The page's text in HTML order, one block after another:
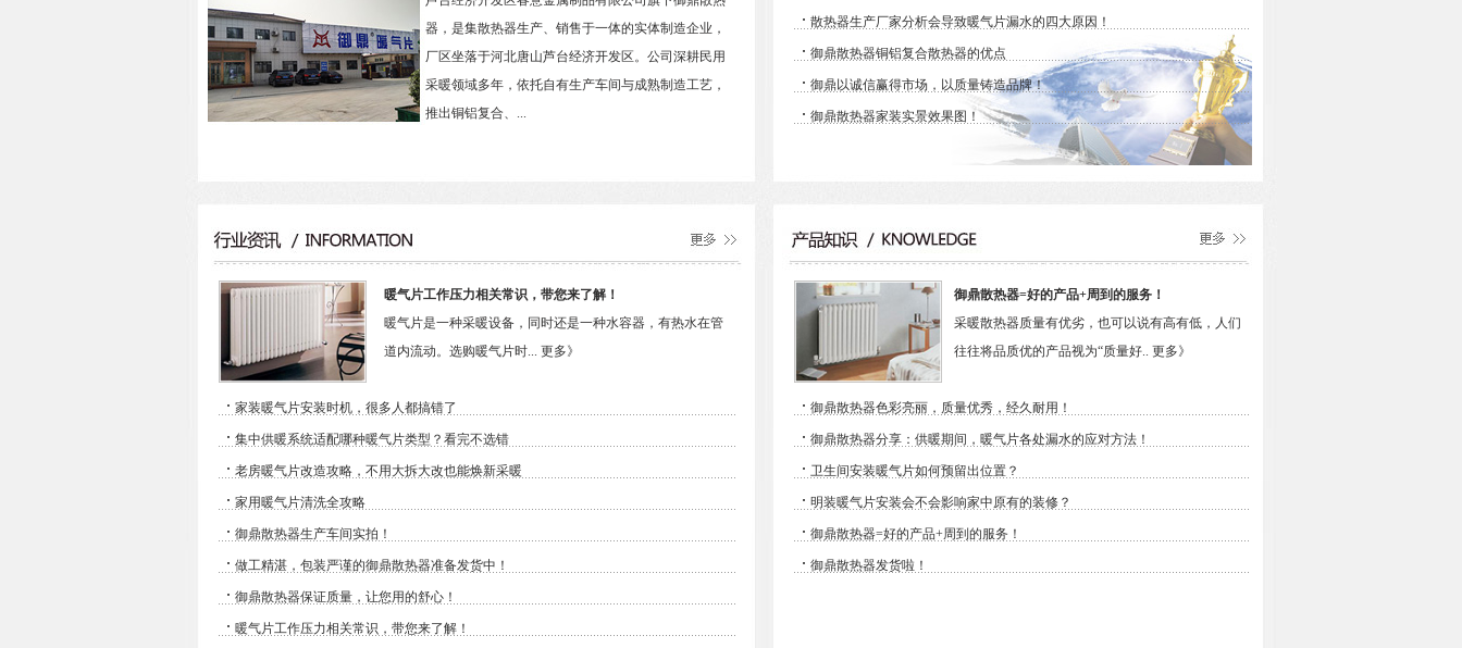
器，是集散热器生产、销售于一体的实体制造企业，
厂区坐落于河北唐山芦台经济开发区。公司深耕民用
采暖领域多年，依托自有生产车间与成熟制造工艺，
推出铜铝复合、...
· 散热器生产厂家分析会导致暖气片漏水的四大原因！
· 御鼎散热器铜铝复合散热器的优点
· 御鼎以诚信赢得市场，以质量铸造品牌！
· 御鼎散热器家装实景效果图！
暖气片工作压力相关常识，带您来了解！
暖气片是一种采暖设备，同时还是一种水容器，有热水在管
道内流动。选购暖气片时... 更多》
· 家装暖气片安装时机，很多人都搞错了
· 集中供暖系统适配哪种暖气片类型？看完不选错
· 老房暖气片改造攻略，不用大拆大改也能焕新采暖
· 家用暖气片清洗全攻略
· 御鼎散热器生产车间实拍！
· 做工精湛，包装严谨的御鼎散热器准备发货中！
· 御鼎散热器保证质量，让您用的舒心！
· 暖气片工作压力相关常识，带您来了解！
御鼎散热器=好的产品+周到的服务！
采暖散热器质量有优劣，也可以说有高有低，人们
往往将品质优的产品视为“质量好.. 更多》
· 御鼎散热器色彩亮丽，质量优秀，经久耐用！
· 御鼎散热器分享：供暖期间，暖气片各处漏水的应对方法！
· 卫生间安装暖气片如何预留出位置？
· 明装暖气片安装会不会影响家中原有的装修？
· 御鼎散热器=好的产品+周到的服务！
· 御鼎散热器发货啦！